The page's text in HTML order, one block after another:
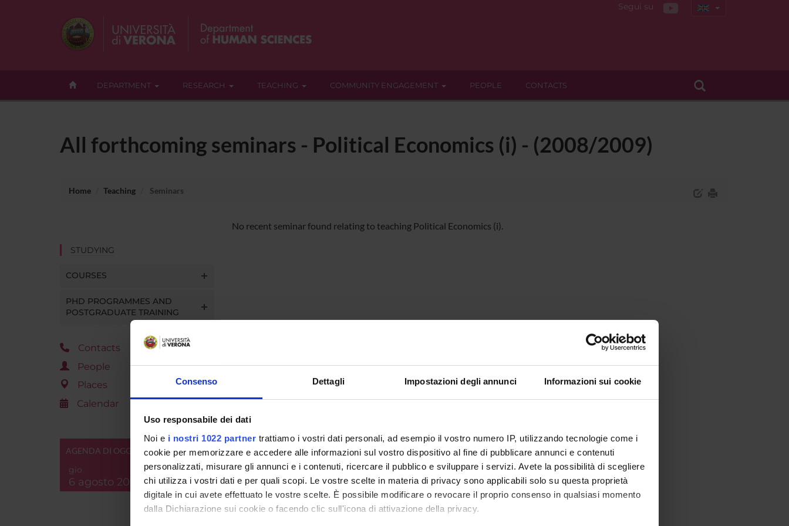
Consenso Dettagli Impostazioni degli annunci Informazioni sui cookie
Uso responsabile dei dati
Noi e i nostri 1022 partner trattiamo i vostri dati personali, ad esempio il vostro numero IP, utilizzando tecnologie come i
cookie per memorizzare e accedere alle informazioni sul vostro dispositivo al fine di pubblicare annunci e contenuti
personalizzati, misurare gli annunci e i contenuti, ricercare il pubblico e sviluppare i servizi. Avete la possibilità di scegliere
chi utilizza i vostri dati e per quali scopi. Le vostre scelte in materia di privacy sono applicabili solo su questa proprietà
digitale in cui avete effettuato le vostre scelte. È possibile modificare o revocare il proprio consenso in qualsiasi momento
dalla Dichiarazione sui cookie o facendo clic sull'icona di attivazione della privacy.
Segui su
DEPARTMENT RESEARCH TEACHING COMMUNITY ENGAGEMENT PEOPLE CONTACTS
All forthcoming seminars - Political Economics (i) - (2008/2009)
Home Teaching Seminars
STUDYING
COURSES
PHD PROGRAMMES AND
POSTGRADUATE TRAINING
Contacts
People
Places
Calendar
AGENDA DI OGGI
gio
6 agosto 2026
No recent seminar found relating to teaching Political Economics (i).